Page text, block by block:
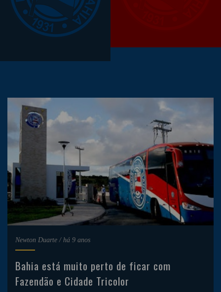
Newton Duarte / há 9 anos
Bahia está muito perto de ficar com
Fazendão e Cidade Tricolor